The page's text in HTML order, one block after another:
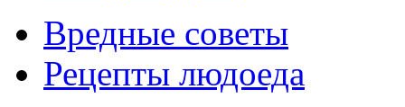
Вредные советы
Рецепты людоеда